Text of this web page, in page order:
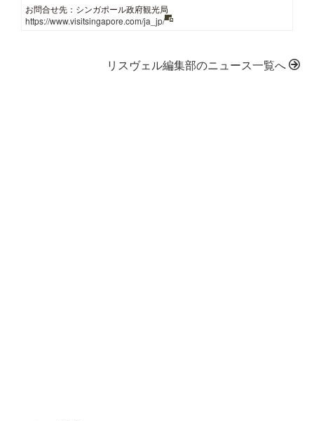
お問合せ先：シンガポール政府観光局
https://www.visitsingapore.com/ja_jp/
リスヴェル編集部のニュース一覧へ